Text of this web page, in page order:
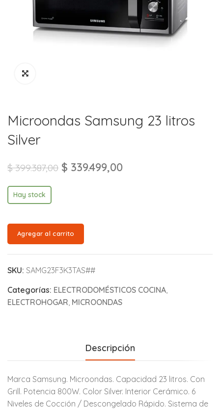
Microondas Samsung 23 litros
Silver
$399.387,00 $ 339.499,00
Hay stock
Agregar al carrito
SKU: SAMG23F3K3TAS##
Categorías: ELECTRODOMÉSTICOS COCINA
ELECTROHOGAR MICROONDAS
Descripción
Marca Samsung. Microondas. Capacidad 23 litros. Con
Grill. Potencia 800W. Color Silver. Interior Cerámico. 6
Niveles de Cocción / Descongelado Rápido. Sistema de